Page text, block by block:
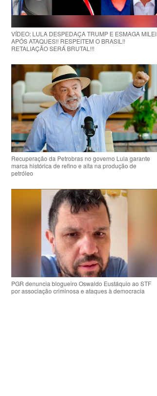
VÍDEO: LULA DESPEDAÇA TRUMP E ESMAGA MILEI
APÓS ATAQUES!! RESPEITEM O BRASIL!!
RETALIAÇÃO SERÁ BRUTAL!!!
Recuperação da Petrobras no governo Lula garante
marca histórica de refino e alta na produção de
petróleo
PGR denuncia blogueiro Oswaldo Eustáquio ao STF
por associação criminosa e ataques à democracia